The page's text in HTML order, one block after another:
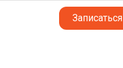
Записаться